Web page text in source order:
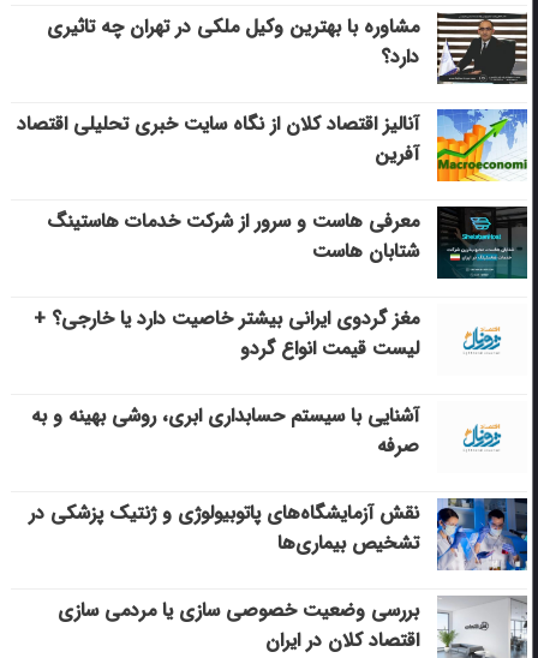
مشاوره با بهترین وکیل ملکی در تهران چه تاثیری
دارد؟
آنالیز اقتصاد کلان از نگاه سایت خبری تحلیلی اقتصاد
آفرین
معرفی هاست و سرور از شرکت خدمات هاستینگ
شتابان هاست
مغز گردوی ایرانی بیشتر خاصیت دارد یا خارجی؟ +
لیست قیمت انواع گردو
آشنایی با سیستم حسابداری ابری، روشی بهینه و به
صرفه
نقش آزمایشگاه‌های پاتوبیولوژی و ژنتیک پزشکی در
تشخیص بیماری‌ها
بررسی وضعیت خصوصی سازی یا مردمی سازی
اقتصاد کلان در ایران